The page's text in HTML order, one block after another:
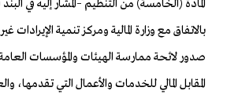
المادة (الخامسة) من التنظيم –المشار إليه في
بالاتفاق مع وزارة المالية ومركز تنمية الإيرادات
صدور لائحة ممارسة الهيئات والمؤسسات
المقابل المالي للخدمات والأعمال التي تقدمها،